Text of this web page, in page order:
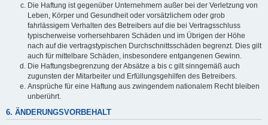
Die Haftung ist gegenüber Unternehmern außer bei der Verletzung von
Leben, Körper und Gesundheit oder vorsätzlichem oder grob
fahrlässigem Verhalten des Betreibers auf die bei Vertragsschluss
typischerweise vorhersehbaren Schäden und im Übrigen der Höhe
nach auf die vertragstypischen Durchschnittsschäden begrenzt. Dies gilt
auch für mittelbare Schäden, insbesondere entgangenen Gewinn.
Die Haftungsbegrenzung der Absätze a bis c gilt sinngemäß auch
zugunsten der Mitarbeiter und Erfüllungsgehilfen des Betreibers.
Ansprüche für eine Haftung aus zwingendem nationalem Recht bleiben
unberührt.
6. ÄNDERUNGSVORBEHALT